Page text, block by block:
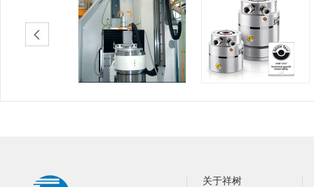
关于祥树